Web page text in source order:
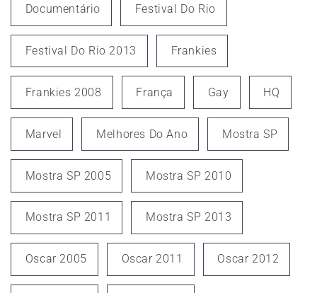
Documentário Festival Do Rio
Festival Do Rio 2013 Frankies
Frankies 2008 França Gay HQ
Marvel Melhores Do Ano Mostra SP
Mostra SP 2005 Mostra SP 2010
Mostra SP 2011 Mostra SP 2013
Oscar 2005 Oscar 2011 Oscar 2012